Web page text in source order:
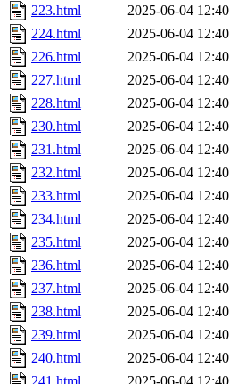
223.html
2025-06-04 12:40
224.html
2025-06-04 12:40
226.html
2025-06-04 12:40
227.html
2025-06-04 12:40
228.html
2025-06-04 12:40
230.html
2025-06-04 12:40
231.html
2025-06-04 12:40
232.html
2025-06-04 12:40
233.html
2025-06-04 12:40
234.html
2025-06-04 12:40
235.html
2025-06-04 12:40
236.html
2025-06-04 12:40
237.html
2025-06-04 12:40
238.html
2025-06-04 12:40
239.html
2025-06-04 12:40
240.html
2025-06-04 12:40